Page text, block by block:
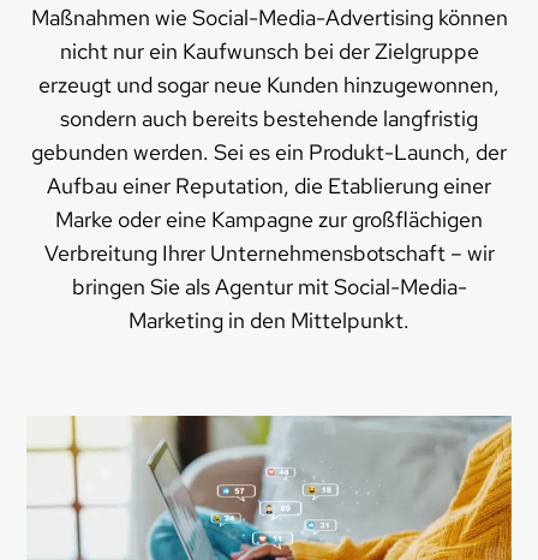
Maßnahmen wie Social-Media-Advertising können
nicht nur ein Kaufwunsch bei der Zielgruppe
erzeugt und sogar neue Kunden hinzugewonnen,
sondern auch bereits bestehende langfristig
gebunden werden. Sei es ein Produkt-Launch, der
Aufbau einer Reputation, die Etablierung einer
Marke oder eine Kampagne zur großflächigen
Verbreitung Ihrer Unternehmensbotschaft – wir
bringen Sie als Agentur mit Social-Media-
Marketing in den Mittelpunkt.